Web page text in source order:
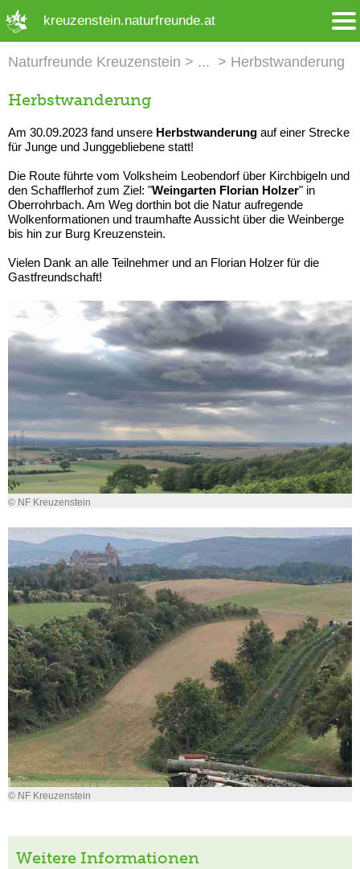
kreuzenstein.naturfreunde.at
Naturfreunde Kreuzenstein Herbstwanderung
Herbstwanderung
Am 30.09.2023 fand unsere Herbstwanderung auf einer Strecke
für Junge und Junggebliebene statt!
Die Route führte vom Volksheim Leobendorf über Kirchbigeln und
den Schafflerhof zum Ziel: "Weingarten Florian Holzer" in
Oberrohrbach. Am Weg dorthin bot die Natur aufregende
Wolkenformationen und traumhafte Aussicht über die Weinberge
bis hin zur Burg Kreuzenstein.
Vielen Dank an alle Teilnehmer und an Florian Holzer für die
Gastfreundschaft!
© NF Kreuzenstein
© NF Kreuzenstein
Weitere Informationen